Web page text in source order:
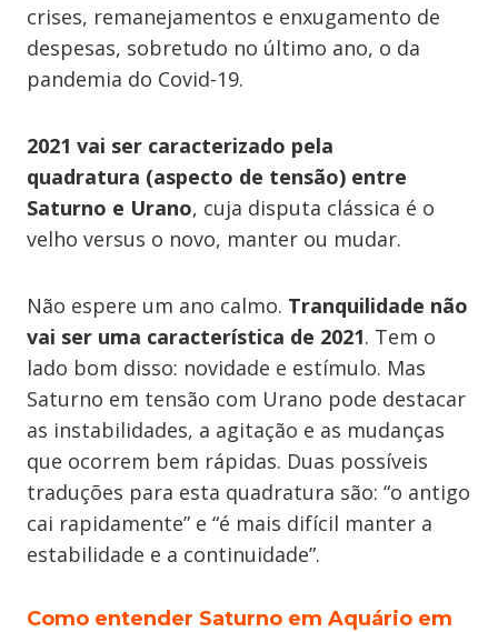
crises, remanejamentos e enxugamento de
despesas, sobretudo no último ano, o da
pandemia do Covid-19.
2021 vai ser caracterizado pela
quadratura (aspecto de tensão) entre
Saturno e Urano, cuja disputa clássica é o
velho versus o novo, manter ou mudar.
Não espere um ano calmo. Tranquilidade não
vai ser uma característica de 2021. Tem o
lado bom disso: novidade e estímulo. Mas
Saturno em tensão com Urano pode destacar
as instabilidades, a agitação e as mudanças
que ocorrem bem rápidas. Duas possíveis
traduções para esta quadratura são: “o antigo
cai rapidamente” e “é mais difícil manter a
estabilidade e a continuidade”.
Como entender Saturno em Aquário em